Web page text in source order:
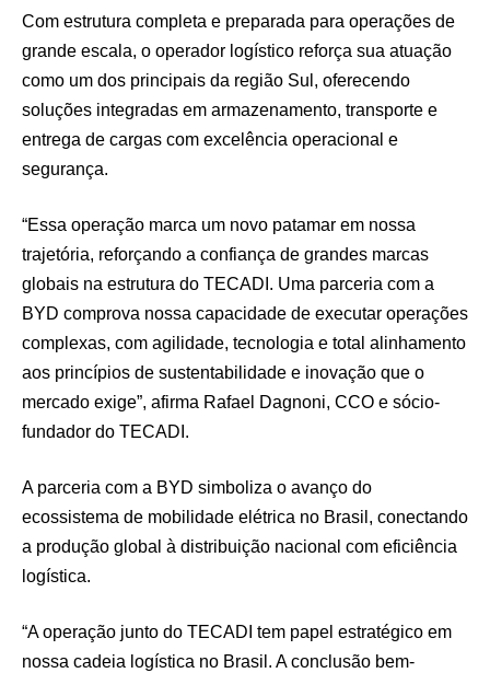
Com estrutura completa e preparada para operações de
grande escala, o operador logístico reforça sua atuação
como um dos principais da região Sul, oferecendo
soluções integradas em armazenamento, transporte e
entrega de cargas com excelência operacional e
segurança.
“Essa operação marca um novo patamar em nossa
trajetória, reforçando a confiança de grandes marcas
globais na estrutura do TECADI. Uma parceria com a
BYD comprova nossa capacidade de executar operações
complexas, com agilidade, tecnologia e total alinhamento
aos princípios de sustentabilidade e inovação que o
mercado exige”, afirma Rafael Dagnoni, CCO e sócio-
fundador do TECADI.
A parceria com a BYD simboliza o avanço do
ecossistema de mobilidade elétrica no Brasil, conectando
a produção global à distribuição nacional com eficiência
logística.
“A operação junto do TECADI tem papel estratégico em
nossa cadeia logística no Brasil. A conclusão bem-